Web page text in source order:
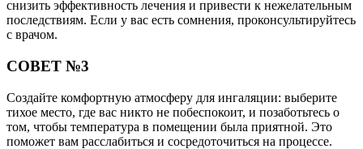
снизить эффективность лечения и привести к нежелательным
последствиям. Если у вас есть сомнения, проконсультируйтесь
с врачом.
СОВЕТ №3
Создайте комфортную атмосферу для ингаляции: выберите
тихое место, где вас никто не побеспокоит, и позаботьтесь о
том, чтобы температура в помещении была приятной. Это
поможет вам расслабиться и сосредоточиться на процессе.